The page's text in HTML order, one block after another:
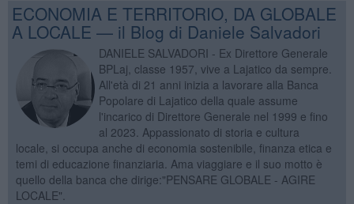
ECONOMIA E TERRITORIO, DA GLOBALE
A LOCALE — il Blog di Daniele Salvadori
DANIELE SALVADORI - Ex Direttore Generale
BPLaj, classe 1957, vive a Lajatico da sempre.
All'età di 21 anni inizia a lavorare alla Banca
Popolare di Lajatico della quale assume
l'incarico di Direttore Generale nel 1999 e fino
al 2023. Appassionato di storia e cultura
locale, si occupa anche di economia sostenibile, finanza etica e
temi di educazione finanziaria. Ama viaggiare e il suo motto è
quello della banca che dirige:"PENSARE GLOBALE - AGIRE
LOCALE".